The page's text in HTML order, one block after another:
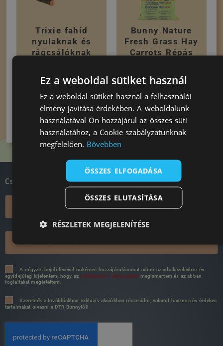
Trixie fahíd
nyulaknak és
rágcsálóknak
1.498Ft -tól
Opciók választása
Bunny Nature
Fresh Grass Hay
Carrots Répás
2.998Ft
Kosárba teszem
Csatlakozz a DTR nyuszitársadalomhoz!
A négyzet bejelölésével önkéntes hozzájárulásomat adom az adatkezeléshez és
egyidejűleg kijelentem, hogy az Adatkezelési Tájékoztatót megismertem és az abban
foglaltakat megértettem.
Szeretnék a továbbiakban exkluzív akciókban részesülni, valamit hasznos és érdekes
tartalmakat olvasni a DTR Bunnytől!
Ez a weboldal sütiket használ
Ez a weboldal sütiket használ a felhasználói
élmény javítása érdekében. A weboldalunk
használatával Ön hozzájárul az összes süti
használatához, a Cookie szabályzatunknak
megfelelően. Bővebben
ÖSSZES ELFOGADÁSA
ÖSSZES ELUTASÍTÁSA
RÉSZLETEK MEGJELENÍTÉSE